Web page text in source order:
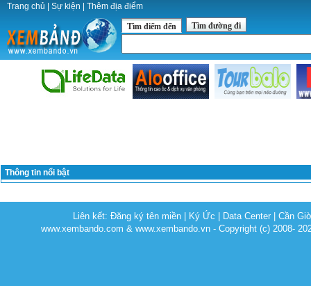
Trang chủ Sự kiện Thêm địa điểm
Tìm điểm đến Tìm đường đi
Thông tin nổi bật
Liên kết:Đăng ký tên miền Ký Ức Data Center |Cần
www.xembando.com & www.xembando.vn - Copyright (c) 2008-